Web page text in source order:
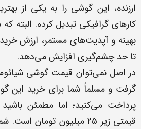
ارزنده، این گوشی را به یکی از
کارهای گرافیکی تبدیل کرده. البته
تا حد چشم‌گیری افزایش می‌دهد.
گرفت و مسلماً شما برای خرید این
پرداخت می‌کنید؛ اما مطمئن